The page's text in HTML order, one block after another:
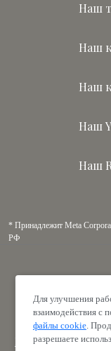
Наш
Наш
Наш
Наш
Наш
* Принадлежит Meta
РФ
Политика
Публичная оферта
Для улучшения
взаимодействия с
файлы cookie.
разрешаете